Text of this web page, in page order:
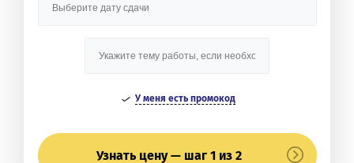
У меня есть промокод
Узнать цену — шаг 1 из 2